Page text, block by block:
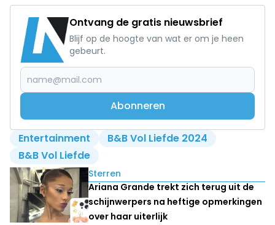
Ontvang de gratis nieuwsbrief
Blijf op de hoogte van wat er om je heen
gebeurt.
Abonneren
Entertainment
B&B Vol Liefde 2024
B&B Vol Liefde
Lees ook
Sterren
Ariana Grande trekt zich terug uit de
schijnwerpers na heftige opmerkingen
over haar uiterlijk